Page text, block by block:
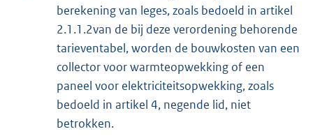
berekening van leges, zoals bedoeld in artikel
2.1.1.2van de bij deze verordening behorende
tarieventabel, worden de bouwkosten van een
collector voor warmteopwekking of een
paneel voor elektriciteitsopwekking, zoals
bedoeld in artikel 4, negende lid, niet
betrokken.